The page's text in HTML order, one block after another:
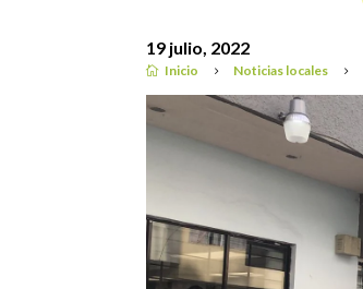
 Inicio 5 Noticias locales 5
Noticias locales
19 julio, 2022